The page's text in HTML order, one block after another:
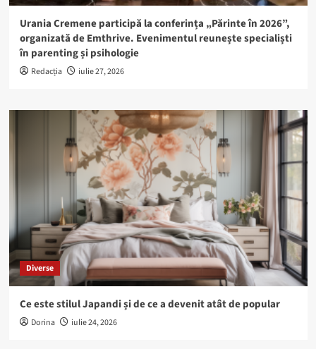
Urania Cremene participă la conferința „Părinte în 2026”,
organizată de Emthrive. Evenimentul reunește specialiști
în parenting și psihologie
Redacția iulie 27, 2026
Diverse
Ce este stilul Japandi și de ce a devenit atât de popular
Dorina iulie 24, 2026